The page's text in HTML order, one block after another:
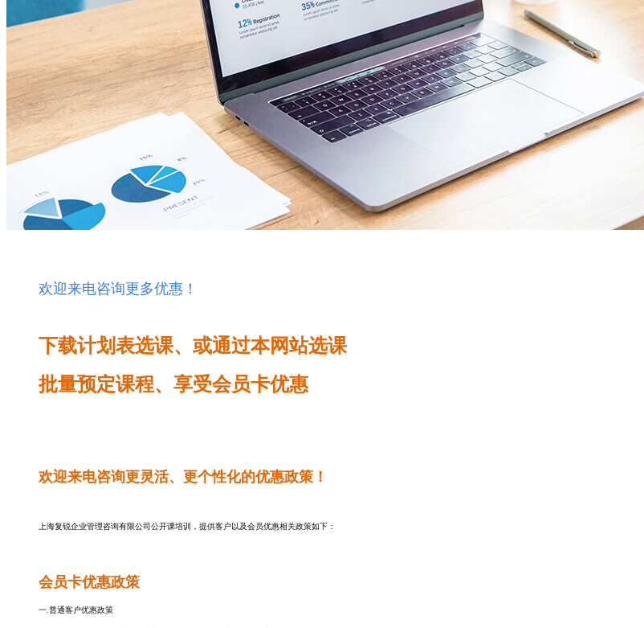
欢迎来电咨询更多优惠！
下载计划表选课、 或通过本网站选课
批量预定课程、享受会员卡优惠
欢迎来电咨询更灵活、更个性化的优惠政策！
上海复锐企业管理咨询有限公司公开课培训，提供客户以及会员优惠相关政策如下：
会员卡优惠政策
一.普通客户优惠政策